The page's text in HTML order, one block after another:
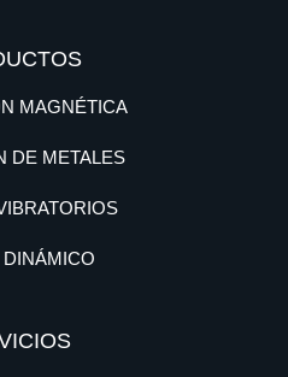
MAGNÉTICA
DE METALES